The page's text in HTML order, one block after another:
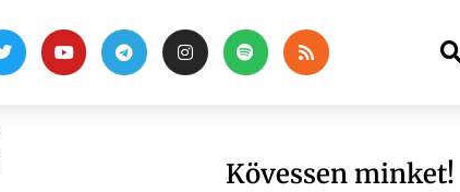
Kövessen minket!